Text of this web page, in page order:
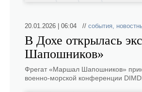
20.01.2026 | 06:04 // события,
В Дохе открылась
Шапошников»
Фрегат «Маршал Шапошников»
военно-морской конференции